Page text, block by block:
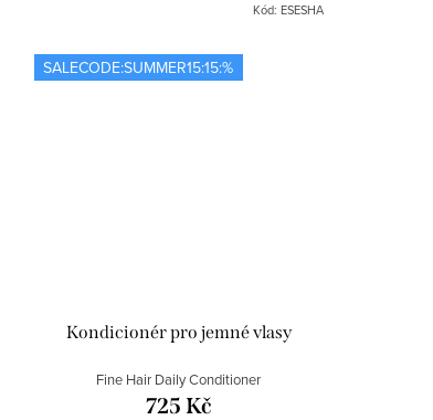
Kód: ESESHA
SALECODE:SUMMER15:15:%
Kondicionér pro jemné vlasy
Fine Hair Daily Conditioner
725 Kč